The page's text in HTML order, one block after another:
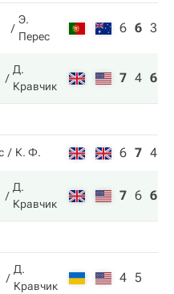
Э.
Перес
6 6 3
Д.
Кравчик
7 4 6
К. Ф. 6 7 4
Д.
Кравчик
7 6 6
Д.
Кравчик
4 5